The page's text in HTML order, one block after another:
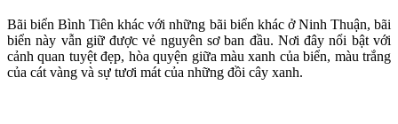
Bãi biển Bình Tiên khác với những bãi biển khác ở Ninh Thuận, bãi
biển này vẫn giữ được vẻ nguyên sơ ban đầu. Nơi đây nổi bật với
cảnh quan tuyệt đẹp, hòa quyện giữa màu xanh của biển, màu trắng
của cát vàng và sự tươi mát của những đồi cây xanh.